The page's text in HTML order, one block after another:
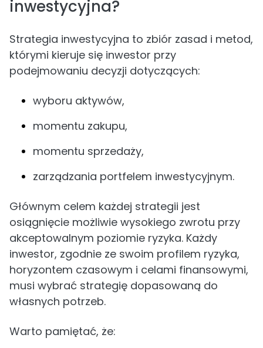
inwestycyjna?
Strategia inwestycyjna to zbiór zasad i metod,
którymi kieruje się inwestor przy
podejmowaniu decyzji dotyczących:
wyboru aktywów,
momentu zakupu,
momentu sprzedaży,
zarządzania portfelem inwestycyjnym.
Głównym celem każdej strategii jest
osiągnięcie możliwie wysokiego zwrotu przy
akceptowalnym poziomie ryzyka. Każdy
inwestor, zgodnie ze swoim profilem ryzyka,
horyzontem czasowym i celami finansowymi,
musi wybrać strategię dopasowaną do
własnych potrzeb.
Warto pamiętać, że: